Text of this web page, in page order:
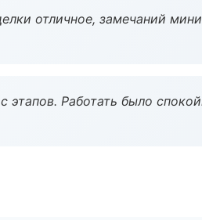
отличное, замечаний
Работать было